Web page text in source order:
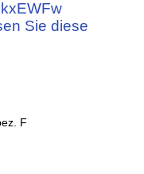
Sie diese
F